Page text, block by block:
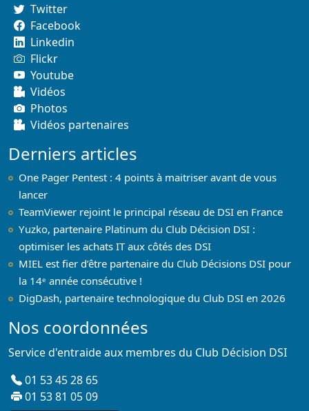
Twitter
Facebook
Linkedin
Flickr
Youtube
Vidéos
Photos
Vidéos partenaires
Derniers articles
One Pager Pentest : 4 points à maitriser avant de vous
lancer
TeamViewer rejoint le principal réseau de DSI en France
Yuzko, partenaire Platinum du Club Décision DSI :
optimiser les achats IT aux côtés des DSI
MIEL est fier d’être partenaire du Club Décisions DSI pour
la 14ᵉ année consécutive !
DigDash, partenaire technologique du Club DSI en 2026
Nos coordonnées
Service d'entraide aux membres du Club Décision DSI
01 53 45 28 65
01 53 81 05 09